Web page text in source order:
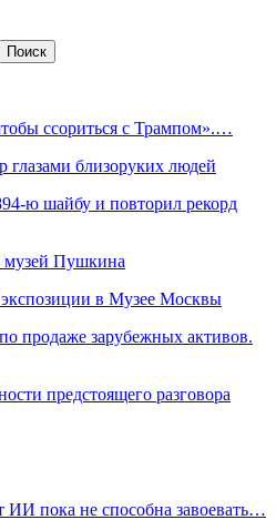
ссориться с Трампом».…
близоруких людей
ю шайбу и повторил рекорд
музей Пушкина
в Музее Москвы
продаже зарубежных активов.
предстоящего разговора
ИИ пока не способна завоевать…